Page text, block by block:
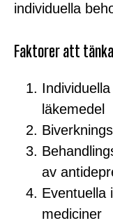
individuella
Faktorer att
läkemedel
av
Eventuella
mediciner